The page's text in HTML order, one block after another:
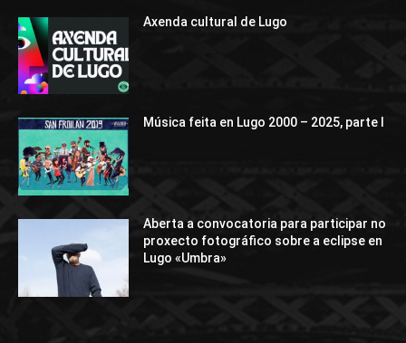
Axenda cultural de Lugo
Música feita en Lugo 2000 – 2025, parte I
Aberta a convocatoria para participar no
proxecto fotográfico sobre a eclipse en
Lugo «Umbra»